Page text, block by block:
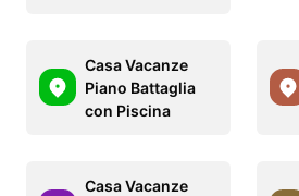
Casa Vacanze
Piano Battaglia
con Piscina
Casa Vacanze